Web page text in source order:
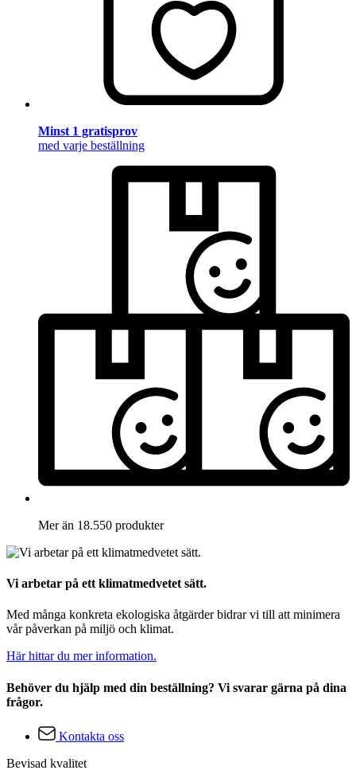
Minst 1 gratisprov
med varje beställning
Mer än 18.550 produkter
Vi arbetar på ett klimatmedvetet sätt.
Med många konkreta ekologiska åtgärder bidrar vi till att minimera
vår påverkan på miljö och klimat.
Här hittar du mer information.
Behöver du hjälp med din beställning? Vi svarar gärna på dina
frågor.
Kontakta oss
Bevisad kvalitet